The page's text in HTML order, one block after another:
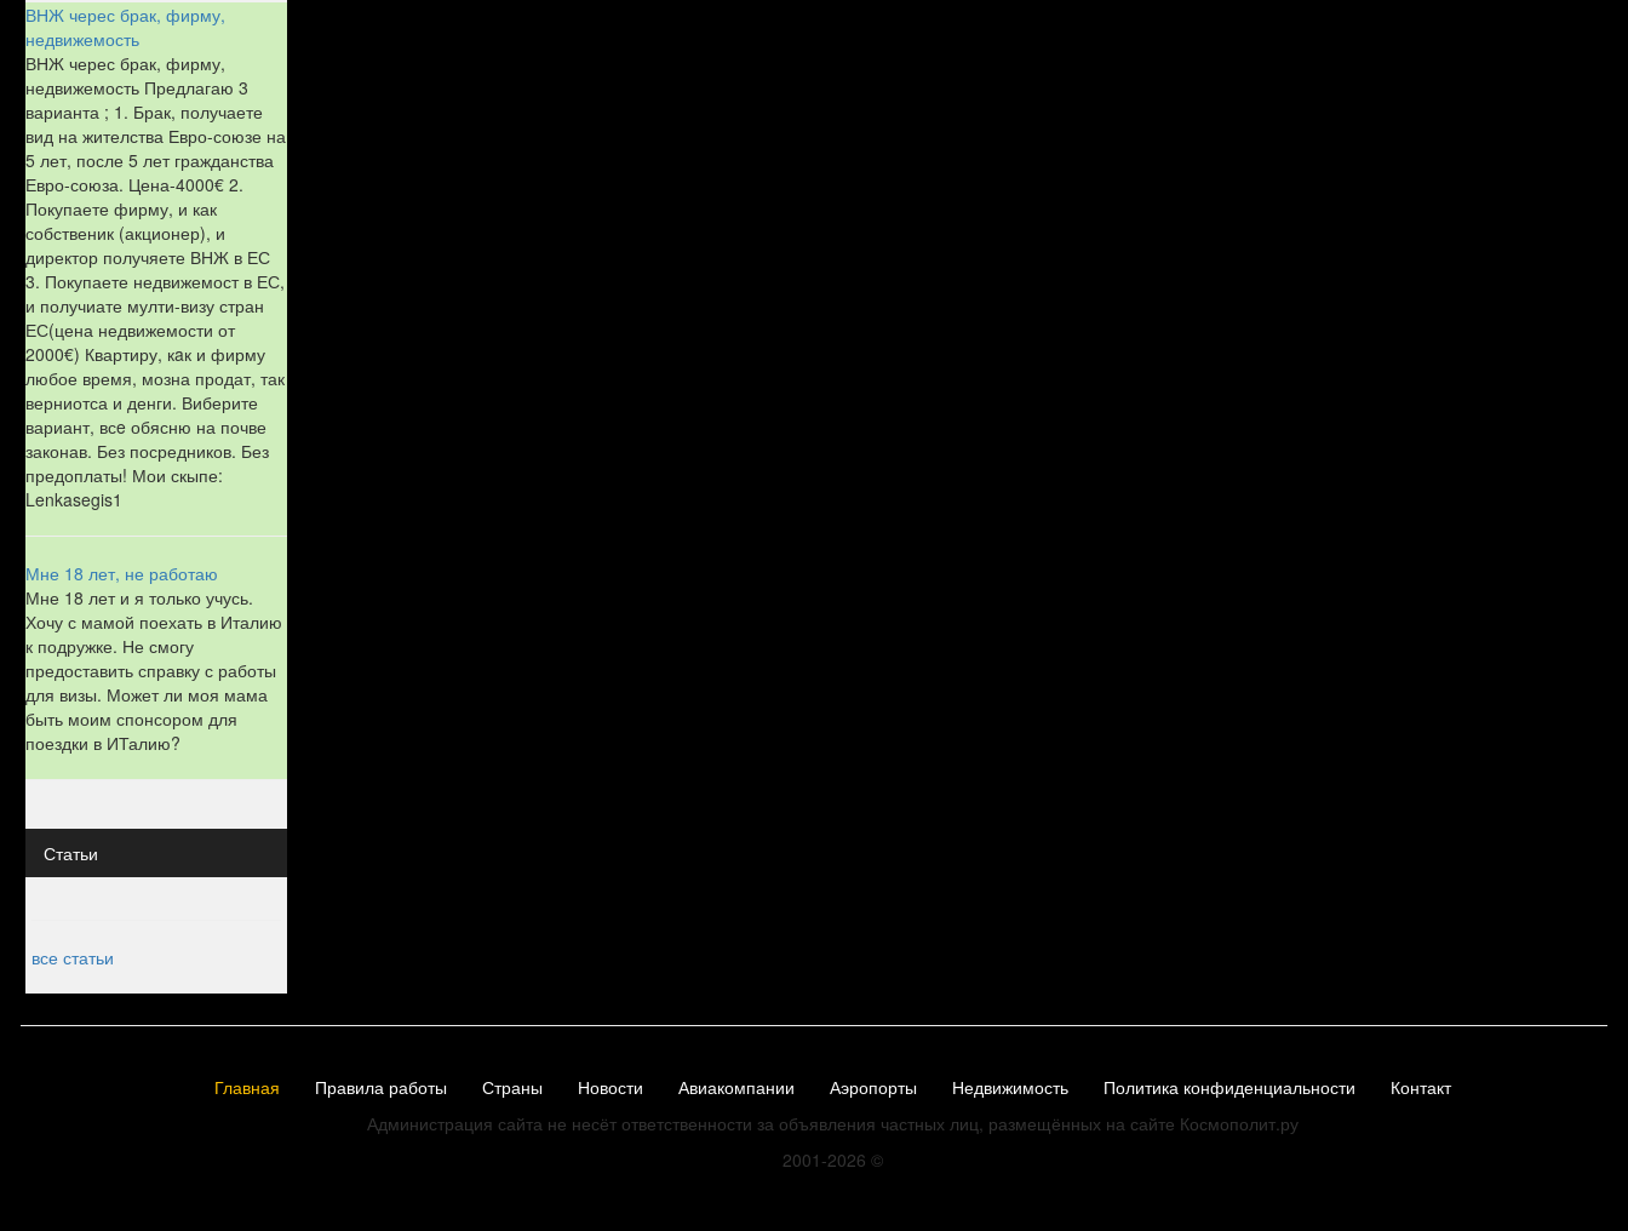
ВНЖ черес брак, фирму,
недвижемость
ВНЖ черес брак, фирму,
недвижемость Предлагаю 3
варианта ; 1. Брак, получаете
вид на жителства Евро-союзе на
5 лет, после 5 лет гражданства
Евро-союза. Цена-4000€ 2.
Покупаете фирму, и как
собственик (акционер), и
директор получяете ВНЖ в ЕС
3. Покупаете недвижемост в ЕС,
и получиате мулти-визу стран
ЕС(цена недвижемости от
2000€) Квартиру, кaк и фирму
любое время, мозна продат, так
верниотса и денги. Виберите
вариант, всe обясню на почве
законав. Без посредников. Без
предоплаты! Мои скыпе:
Lenkasegis1
Мне 18 лет, не работаю
Мне 18 лет и я только учусь.
Хочу с мамой поехать в Италию
к подружке. Не смогу
предоставить справку с работы
для визы. Может ли моя мама
быть моим спонсором для
поездки в ИТалию?
Статьи
все статьи
Главная Правила работы Страны Новости Авиакомпании Аэропорты Недвижимость Политика конфиденциальности Контакт
Администрация сайта не несёт ответственности за объявления частных лиц, размещённых на сайте Космополит.ру
2001-2026 ©